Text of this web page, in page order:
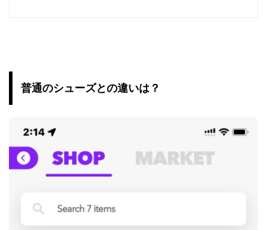
普通のシューズとの違いは？